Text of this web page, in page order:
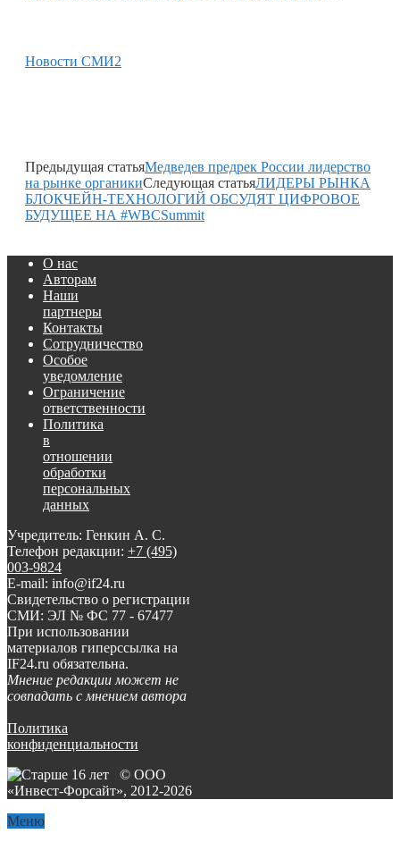
Новости СМИ2
Предыдущая статьяМедведев предрек России лидерство
на рынке органикиСледующая статьяЛИДЕРЫ РЫНКА
БЛОКЧЕЙН-ТЕХНОЛОГИЙ ОБСУДЯТ ЦИФРОВОЕ
БУДУЩЕЕ НА #WBCSummit
О нас
Авторам
Наши
партнеры
Контакты
Сотрудничество
Особое
уведомление
Ограничение
ответственности
Политика
в
отношении
обработки
персональных
данных
Учредитель: Генкин А. С.
Телефон редакции: +7 (495)
003-9824
E-mail: info@if24.ru
Свидетельство о регистрации
СМИ: ЭЛ № ФС 77 - 67477
При использовании
материалов гиперссылка на
IF24.ru обязательна.
Мнение редакции может не
совпадать с мнением автора
Политика
конфиденциальности
© ООО
«Инвест-Форсайт», 2012-2026
Меню